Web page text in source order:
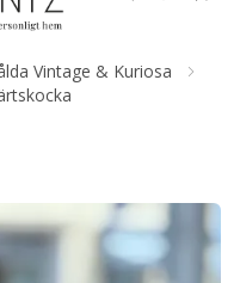
Vintage & Kuriosa